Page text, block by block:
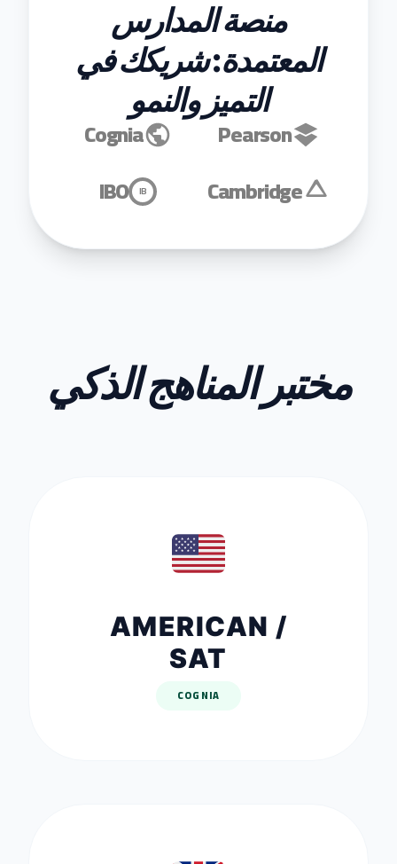
منصة المدارس
المعتمدة: شريكك في
التميز والنمو
Pearson
Cognia
Cambridge
IB
IBO
مختبر المناهج الذكي
AMERICAN /
SAT
COGNIA